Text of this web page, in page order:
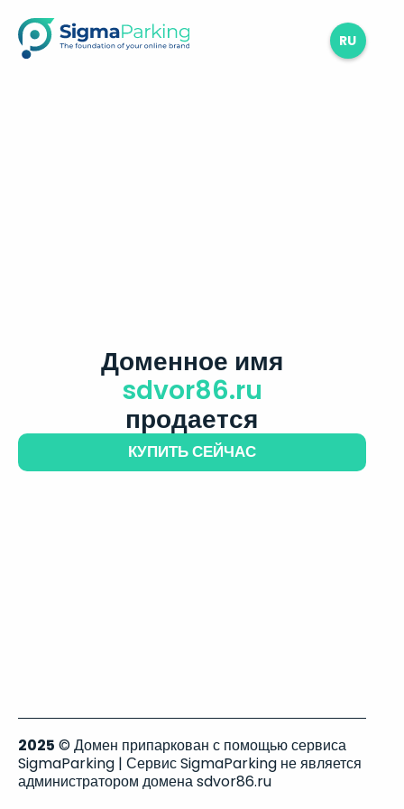
RU
Доменное имя
sdvor86.ru
продается
КУПИТЬ СЕЙЧАС
2025 © Домен припаркован с помощью сервиса
SigmaParking | Сервис SigmaParking не является
администратором домена sdvor86.ru